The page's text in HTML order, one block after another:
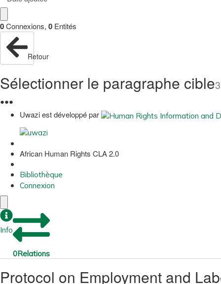
0Connexions, 0 Entités
Retour
Sélectionner le paragraphe cible3
●●●
Uwazi est développé par
African Human Rights CLA 2.0
Bibliothèque
Connexion
Info
0Relations
Protocol on Employment and